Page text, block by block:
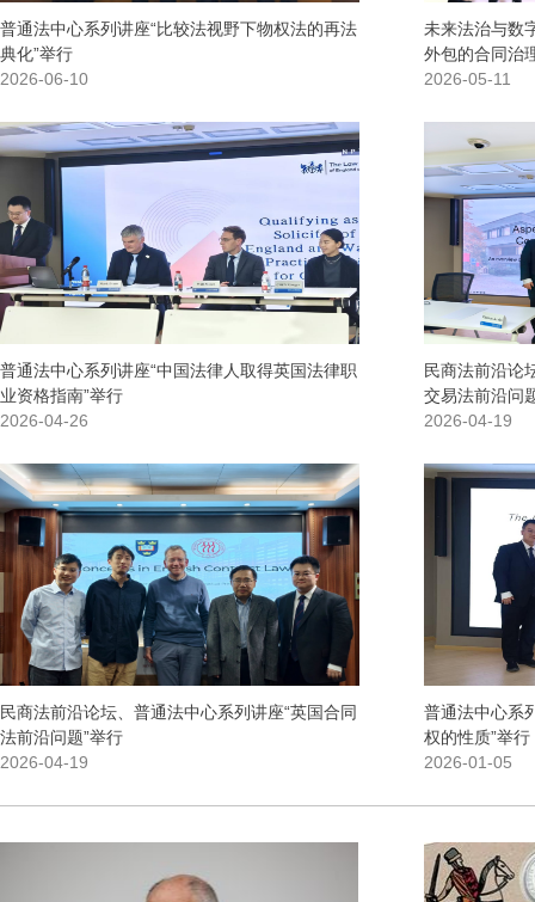
普通法中心系列讲座“比较法视野下物权法的再法
典化”举行
2026-06-10
未来法治与数
外包的合同治
2026-05-11
普通法中心系列讲座“中国法律人取得英国法律职
业资格指南”举行
2026-04-26
民商法前沿论
交易法前沿问
2026-04-19
民商法前沿论坛、普通法中心系列讲座“英国合同
法前沿问题”举行
2026-04-19
普通法中心系
权的性质”举行
2026-01-05